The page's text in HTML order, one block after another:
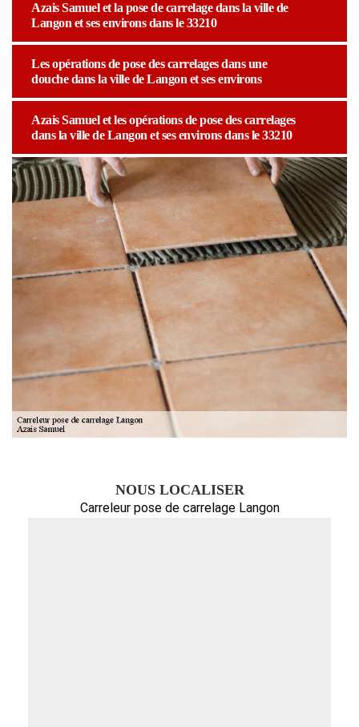
Azais Samuel et la pose de carrelage dans la ville de
Langon et ses environs dans le 33210
Les opérations de pose des carrelages dans une
douche dans la ville de Langon et ses environs
Azais Samuel et les opérations de pose des carrelages
dans la ville de Langon et ses environs dans le 33210
NOUS LOCALISER
Carreleur pose de carrelage Langon